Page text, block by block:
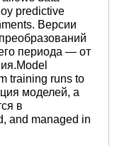
predictive
Версии
периода — от
training runs to
моделей, а
в
and managed in